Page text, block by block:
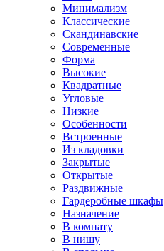
Минимализм
Классические
Скандинавские
Современные
Форма
Высокие
Квадратные
Угловые
Низкие
Особенности
Встроенные
Из кладовки
Закрытые
Открытые
Раздвижные
Гардеробные шкафы
Назначение
В комнату
В нишу